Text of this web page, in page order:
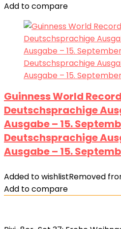
Add to compare
Guinness World
Deutschsprachige
Ausgabe – 15.
Deutschsprachige
Ausgabe – 15.
Added to wishlistRemoved
Add to compare